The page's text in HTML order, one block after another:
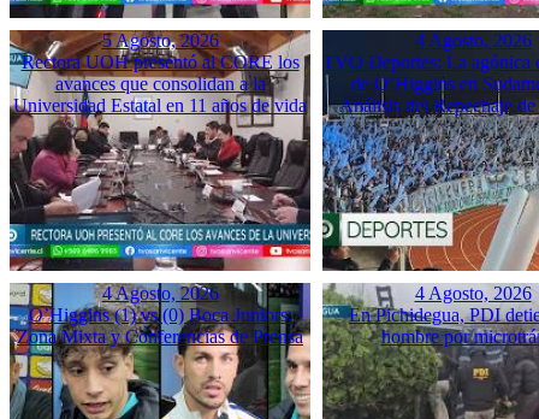
5 Agosto, 2026
Rectora UOH presentó al CORE los
avances que consolidan a la
Universidad Estatal en 11 años de vida
4 Agosto, 2026
TVO Deportes: La agónica
de O’Higgins en
Análisis del Repechaje de
4 Agosto, 2026
O’Higgins (1) vs (0) Boca Juniors:
Zona Mixta y Conferencias de Prensa
4 Agosto, 2026
En Pichidegua, PDI
hombre por